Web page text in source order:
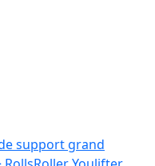
support grand